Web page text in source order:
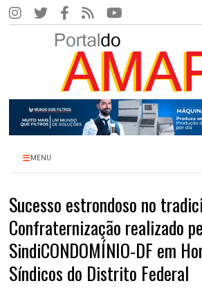
MENU
Sucesso estrondoso no
Confraternização realizado
SindiCONDOMÍNIO-DF em
Síndicos do Distrito Federal